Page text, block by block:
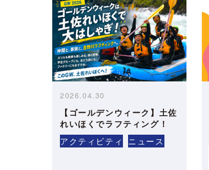
【ゴールデンウィーク】土佐
れいほくでラフティング！
2026.04.30
アクティビティ ニュース